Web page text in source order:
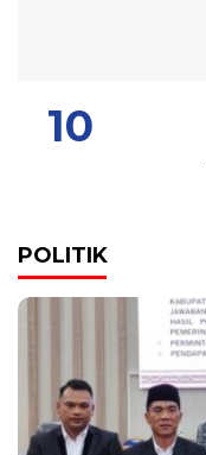
POLITIK